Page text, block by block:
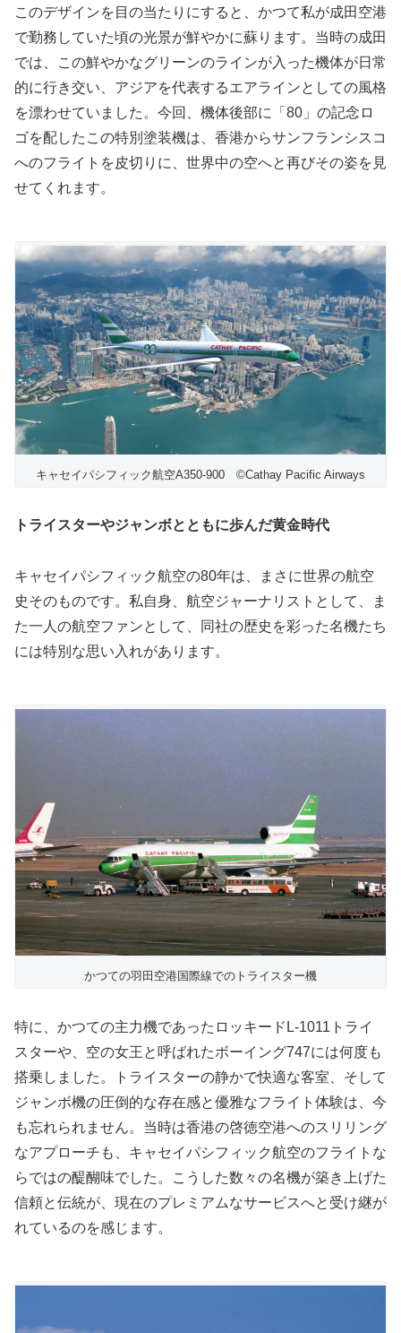
このデザインを目の当たりにすると、かつて私が成田空港
で勤務していた頃の光景が鮮やかに蘇ります。当時の成田
では、この鮮やかなグリーンのラインが入った機体が日常
的に行き交い、アジアを代表するエアラインとしての風格
を漂わせていました。今回、機体後部に「80」の記念ロ
ゴを配したこの特別塗装機は、香港からサンフランシスコ
へのフライトを皮切りに、世界中の空へと再びその姿を見
せてくれます。
キャセイパシフィック航空A350-900 ©Cathay Pacific Airways
トライスターやジャンボとともに歩んだ黄金時代
キャセイパシフィック航空の80年は、まさに世界の航空
史そのものです。私自身、航空ジャーナリストとして、ま
た一人の航空ファンとして、同社の歴史を彩った名機たち
には特別な思い入れがあります。
かつての羽田空港国際線でのトライスター機
特に、かつての主力機であったロッキードL-1011トライ
スターや、空の女王と呼ばれたボーイング747には何度も
搭乗しました。トライスターの静かで快適な客室、そして
ジャンボ機の圧倒的な存在感と優雅なフライト体験は、今
も忘れられません。当時は香港の啓徳空港へのスリリング
なアプローチも、キャセイパシフィック航空のフライトな
らではの醍醐味でした。こうした数々の名機が築き上げた
信頼と伝統が、現在のプレミアムなサービスへと受け継が
れているのを感じます。